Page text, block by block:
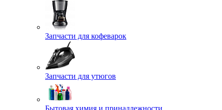
Запчасти для кофеварок
Запчасти для утюгов
Бытовая химия и принадлежности